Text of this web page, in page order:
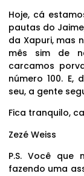
Hoje, cá
pautas do
da Xapuri, mas
mês sim de
carcamos
número 100. E,
seu, a gente
Fica tranquilo,
Zezé Weiss
P.S. Você que
fazendo uma